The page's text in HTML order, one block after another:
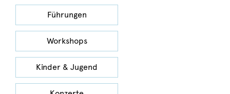
Führungen
Workshops
Kinder & Jugend